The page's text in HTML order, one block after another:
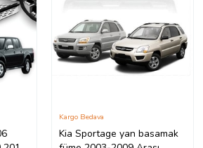
Kia Sportage yan basamak
Kargo Bedava